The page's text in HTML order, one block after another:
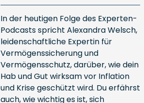
In der heutigen Folge des Experten-
Podcasts spricht Alexandra Welsch,
leidenschaftliche Expertin für
Vermögenssicherung und
Vermögensschutz, darüber, wie dein
Hab und Gut wirksam vor Inflation
und Krise geschützt wird. Du erfährst
auch, wie wichtig es ist, sich